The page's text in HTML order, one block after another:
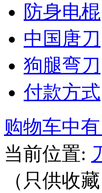
防身电棍
中国唐刀
狗腿弯刀
付款方式
购物车中
当前位置:
（只供收藏